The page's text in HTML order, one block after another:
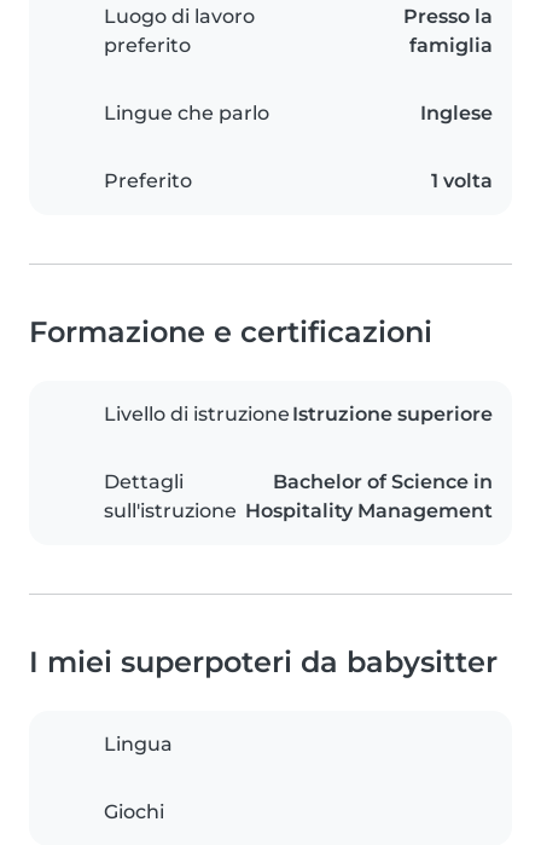
Luogo di lavoro
preferito
Presso la
famiglia
Lingue che parlo Inglese
Preferito 1 volta
Formazione e certificazioni
Livello di istruzione Istruzione superiore
Dettagli
sull'istruzione
Bachelor of Science in
Hospitality Management
I miei superpoteri da babysitter
Lingua
Giochi